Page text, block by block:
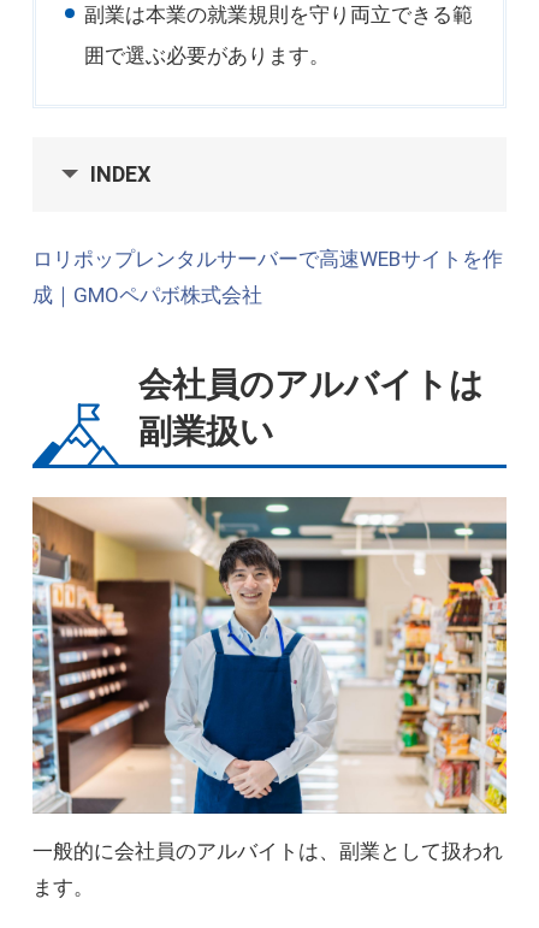
副業は本業の就業規則を守り両立できる範
囲で選ぶ必要があります。
INDEX
ロリポップレンタルサーバーで高速WEBサイトを作
成｜GMOペパボ株式会社
会社員のアルバイトは
副業扱い
一般的に会社員のアルバイトは、副業として扱われ
ます。